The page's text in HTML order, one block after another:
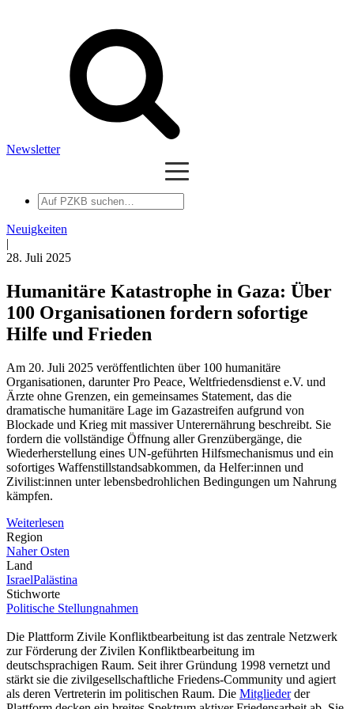
Newsletter
Auf
PZKB
suchen
Neuigkeiten
|
28. Juli 2025
Humanitäre Katastrophe in Gaza: Über
100 Organisationen fordern sofortige
Hilfe und Frieden
Am 20. Juli 2025 veröffentlichten über 100 humanitäre
Organisationen, darunter Pro Peace, Weltfriedensdienst e.V. und
Ärzte ohne Grenzen, ein gemeinsames Statement, das die
dramatische humanitäre Lage im Gazastreifen aufgrund von
Blockade und Krieg mit massiver Unterernährung beschreibt. Sie
fordern die vollständige Öffnung aller Grenzübergänge, die
Wiederherstellung eines UN-geführten Hilfsmechanismus und ein
sofortiges Waffenstillstandsabkommen, da Helfer:innen und
Zivilist:innen unter lebensbedrohlichen Bedingungen um Nahrung
kämpfen.
Weiterlesen
Region
Naher Osten
Land
IsraelPalästina
Stichworte
Politische Stellungnahmen
Die Plattform Zivile Konfliktbearbeitung ist das zentrale Netzwerk
zur Förderung der Zivilen Konfliktbearbeitung im
deutschsprachigen Raum. Seit ihrer Gründung 1998 vernetzt und
stärkt sie die zivilgesellschaftliche Friedens-Community und agiert
als deren Vertreterin im politischen Raum. Die Mitgliederder